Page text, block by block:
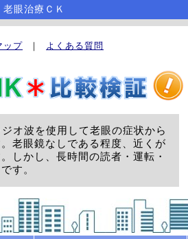
老眼治療ＣＫ
ップ ｜ よくある質問
オ波を使用して老眼の症状から
老眼鏡なしである程度、近くが
しかし、長時間の読者・運転・
す。